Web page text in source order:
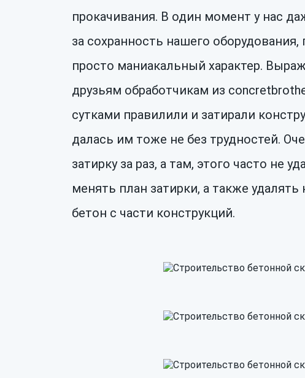
прокачивания. В один момент у нас
за сохранность нашего
просто маниакальный характер.
друзьям обработчикам из
сутками правилили и затирали
далась им тоже не без трудностей.
затирку за раз, а там, этого часто не
менять план затирки, а также
бетон с части конструкций.